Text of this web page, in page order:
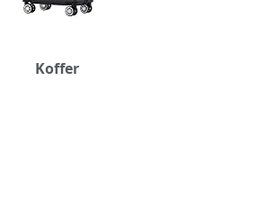
Koffer